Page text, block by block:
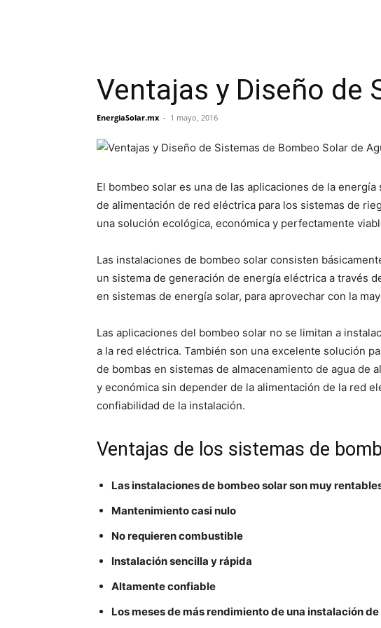
Ventajas y Diseño de
EnergiaSolar.mx - 1 mayo, 2016
El bombeo solar es una de las aplicaciones de la
de alimentación de red eléctrica para los sistemas de
una solución ecológica, económica y perfectamente
Las instalaciones de bombeo solar consisten
un sistema de generación de energía eléctrica a través
en sistemas de energía solar, para aprovechar con la
Las aplicaciones del bombeo solar no se limitan a
a la red eléctrica. También son una excelente solución
de bombas en sistemas de almacenamiento de agua de
y económica sin depender de la alimentación de la red
confiabilidad de la instalación.
Ventajas de los sistemas de
Las instalaciones de bombeo solar son muy
Mantenimiento casi nulo
No requieren combustible
Instalación sencilla y rápida
Altamente confiable
Los meses de más rendimiento de una instalación